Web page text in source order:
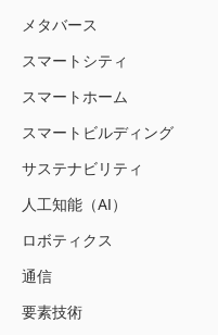
メタバース
スマートシティ
スマートホーム
スマートビルディング
サステナビリティ
人工知能（AI）
ロボティクス
通信
要素技術